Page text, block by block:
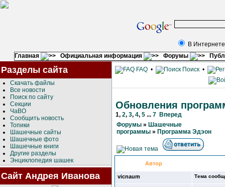
В Интернете
Главная
Официальная информация Форумы
Разделы сайта
Скачать файлы
Все новости
Поиск по сайту
Секции
ЧаВО
Сообщить новость
Топики
Шашечные сайты
Шашечные фото
Шашечные книги
Другие разделы
Энциклопедия шашек
Сайт Андрея Иванова
FAQ • Поиск •
Обновления
1, 2, 3, 4, 5 ... 7 Вперед
Форумы » Шашечные
программы » Программа Эдэон
Автор
vicnaum Тема